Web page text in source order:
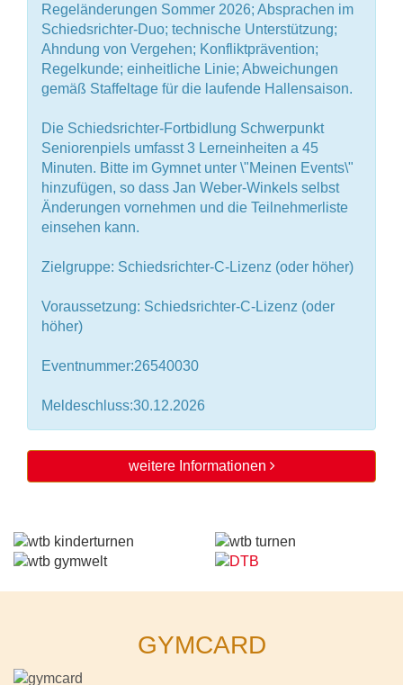
Regeländerungen Sommer 2026; Absprachen im
Schiedsrichter-Duo; technische Unterstützung;
Ahndung von Vergehen; Konfliktprävention;
Regelkunde; einheitliche Linie; Abweichungen
gemäß Staffeltage für die laufende Hallensaison.
Die Schiedsrichter-Fortbidlung Schwerpunkt
Seniorenpiels umfasst 3 Lerneinheiten a 45
Minuten. Bitte im Gymnet unter \"Meinen Events\"
hinzufügen, so dass Jan Weber-Winkels selbst
Änderungen vornehmen und die Teilnehmerliste
einsehen kann.
Zielgruppe: Schiedsrichter-C-Lizenz (oder höher)
Voraussetzung: Schiedsrichter-C-Lizenz (oder
höher)
Eventnummer:26540030
Meldeschluss:30.12.2026
weitere Informationen
GYMCARD